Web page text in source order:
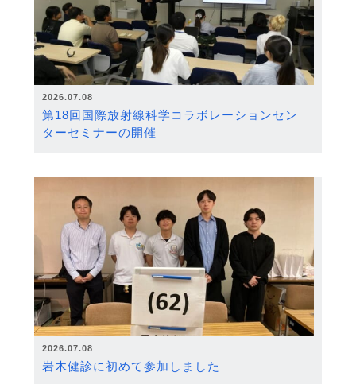
2026.07.08
第18回国際放射線科学コラボレーションセン
ターセミナーの開催
2026.07.08
岩木健診に初めて参加しました